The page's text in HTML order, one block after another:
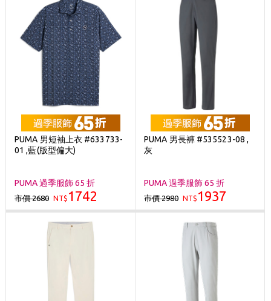
PUMA 男短袖上衣 #633733-
01 ,藍(版型偏大)
PUMA 過季服飾 65 折
市價 2680 NT$ 1742
PUMA 男長褲 #535523-08 ,
灰
PUMA 過季服飾 65 折
市價 2980 NT$ 1937